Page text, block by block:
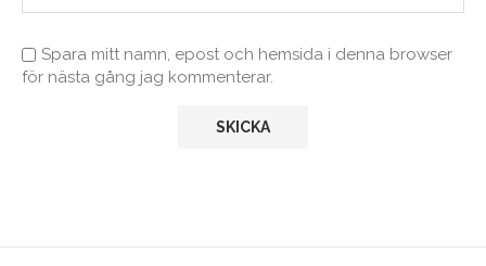
Spara mitt namn, epost och hemsida i denna browser
för nästa gång jag kommenterar.